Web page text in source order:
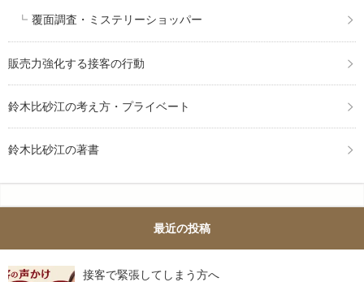
覆面調査・ミステリーショッパー
販売力強化する接客の行動
鈴木比砂江の考え方・プライベート
鈴木比砂江の著書
最近の投稿
接客で緊張してしまう方へ